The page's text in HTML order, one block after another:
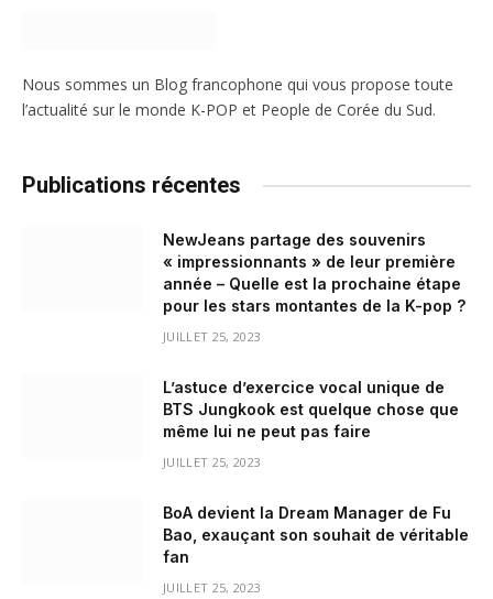
Nous sommes un Blog francophone qui vous propose toute
l’actualité sur le monde K-POP et People de Corée du Sud.
Publications récentes
NewJeans partage des souvenirs
« impressionnants » de leur première
année – Quelle est la prochaine étape
pour les stars montantes de la K-pop ?
JUILLET 25, 2023
L’astuce d’exercice vocal unique de
BTS Jungkook est quelque chose que
même lui ne peut pas faire
JUILLET 25, 2023
BoA devient la Dream Manager de Fu
Bao, exauçant son souhait de véritable
fan
JUILLET 25, 2023